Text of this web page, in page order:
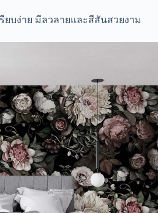
ยบง่าย มีลวลายและสีสันสวยงาม